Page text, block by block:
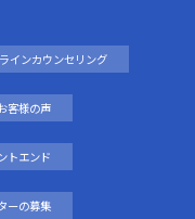
インカウンセリング
客様の声
トエンド
ーの募集